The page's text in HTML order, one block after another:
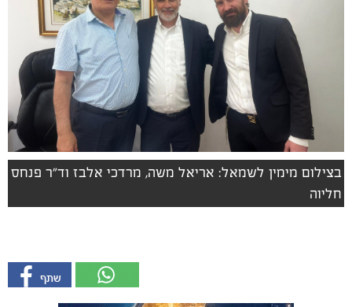
בצילום מימין לשמאל: אריאל משה, מרדכי אלבז וד"ר פנחס
חליוה